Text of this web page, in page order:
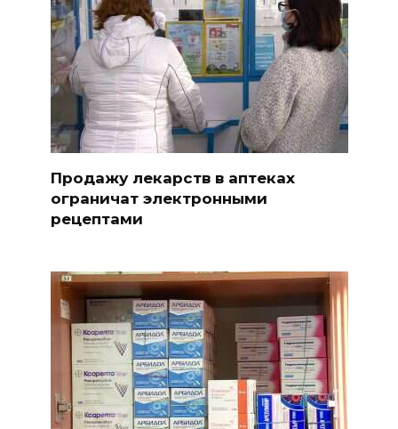
Продажу лекарств в аптеках
ограничат электронными
рецептами